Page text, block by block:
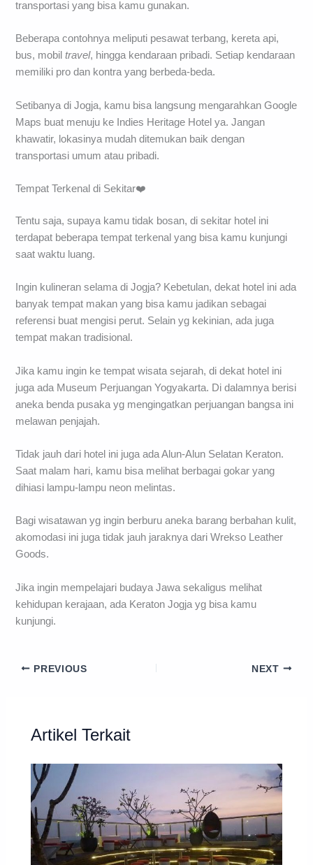
transportasi yang bisa kamu gunakan.
Beberapa contohnya meliputi pesawat terbang, kereta api,
bus, mobiltravel, hingga kendaraan pribadi. Setiap kendaraan
memiliki pro dan kontra yang berbeda-beda.
Setibanya di Jogja, kamu bisa langsung mengarahkan Google
Maps buat menuju ke Indies Heritage Hotel ya. Jangan
khawatir, lokasinya mudah ditemukan baik dengan
transportasi umum atau pribadi.
Tempat Terkenal di Sekitar❤️
Tentu saja, supaya kamu tidak bosan, di sekitar hotel ini
terdapat beberapa tempat terkenal yang bisa kamu kunjungi
saat waktu luang.
Ingin kulineran selama di Jogja? Kebetulan, dekat hotel ini ada
banyak tempat makan yang bisa kamu jadikan sebagai
referensi buat mengisi perut. Selain yg kekinian, ada juga
tempat makan tradisional.
Jika kamu ingin ke tempat wisata sejarah, di dekat hotel ini
juga ada Museum Perjuangan Yogyakarta. Di dalamnya berisi
aneka benda pusaka yg mengingatkan perjuangan bangsa ini
melawan penjajah.
Tidak jauh dari hotel ini juga ada Alun-Alun Selatan Keraton.
Saat malam hari, kamu bisa melihat berbagai gokar yang
dihiasi lampu-lampu neon melintas.
Bagi wisatawan yg ingin berburu aneka barang berbahan kulit,
akomodasi ini juga tidak jauh jaraknya dari Wrekso Leather
Goods.
Jika ingin mempelajari budaya Jawa sekaligus melihat
kehidupan kerajaan, ada Keraton Jogja yg bisa kamu
kunjungi.
PREVIOUS NEXT
Artikel Terkait